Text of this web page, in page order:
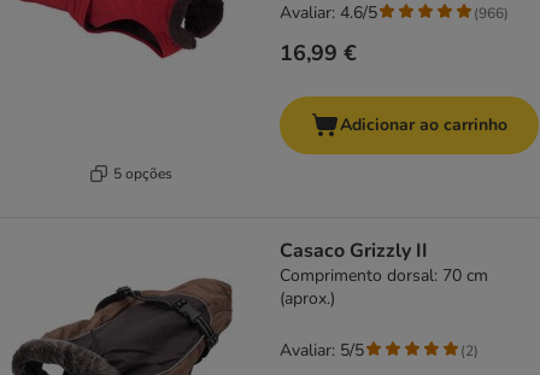
5 opções
16,99 €
Avaliar: 4.6/5 (966)
Adicionar ao carrinho
Casaco Grizzly II
Comprimento dorsal: 70 cm
(aprox.)
Avaliar: 5/5 (2)